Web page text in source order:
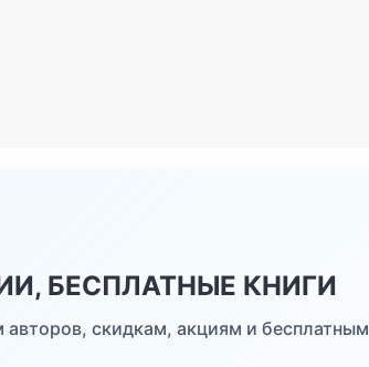
БЕСПЛАТНЫЕ КНИГИ
скидкам, акциям и бесплатным